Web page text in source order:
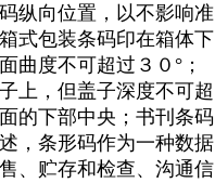
纵向位置，以不影响准
式包装条码印在箱体下
曲度不可超过３０°；
上，但盖子深度不可超
的下部中央；书刊条码
，条形码作为一种数据
、贮存和检查、沟通信